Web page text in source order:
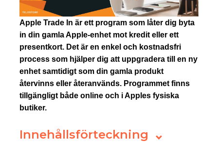
Apple Trade In är ett program som låter dig byta
in din gamla Apple-enhet mot kredit eller ett
presentkort. Det är en enkel och kostnadsfri
process som hjälper dig att uppgradera till en ny
enhet samtidigt som din gamla produkt
återvinns eller återanvänds. Programmet finns
tillgängligt både online och i Apples fysiska
butiker.
Innehållsförteckning